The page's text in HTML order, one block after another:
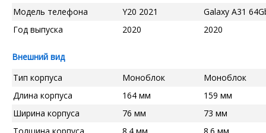
Модель телефона
Y20 2021
Galaxy A31
Год выпуска
2020 2020
Внешний вид
Тип корпуса
Моноблок
Моноблок
Длина корпуса
164 мм
159 мм
Ширина корпуса
76 мм
73 мм